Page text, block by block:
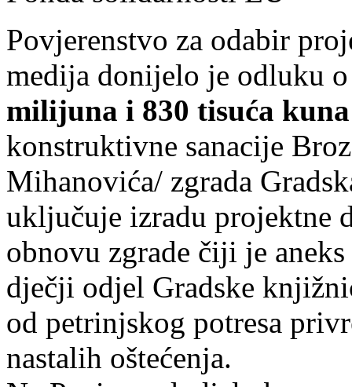
Povjerenstvo za odabir
medija donijelo je odluku
milijuna i 830 tisuća
konstruktivne sanacije
Mihanovića/ zgrada
uključuje izradu projektne
obnovu zgrade čiji je
dječji odjel Gradske
od petrinjskog potresa
nastalih oštećenja.